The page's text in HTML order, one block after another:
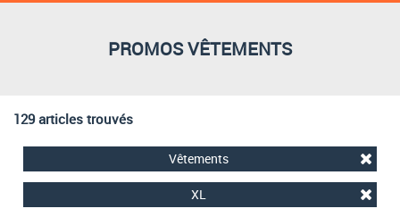
PROMOS VÊTEMENTS
129 articles trouvés
Vêtements
XL